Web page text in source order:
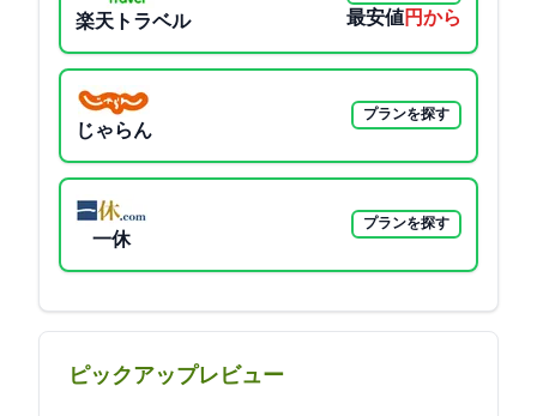
楽天トラベル 最安値9900円から
じゃらん
プランを探す
一休
プランを探す
ピックアップレビュー